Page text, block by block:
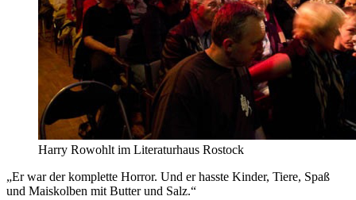
Harry Rowohlt im Literaturhaus Rostock
„Er war der komplette Horror. Und er hasste Kinder, Tiere, Spaß
und Maiskolben mit Butter und Salz.“